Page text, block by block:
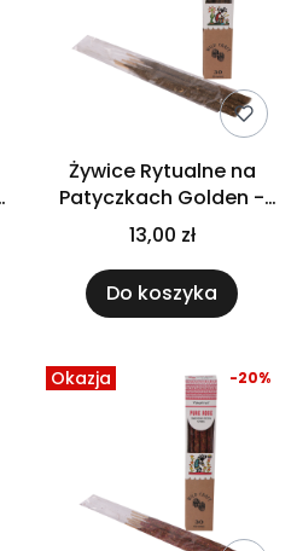
Żywice Rytualne na
Patyczkach Golden -
Paczula
13,00 zł
Do koszyka
Okazja -20%